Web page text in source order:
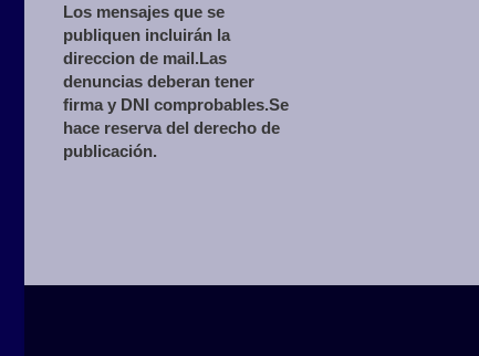
Los mensajes que se
publiquen incluirán la
direccion de mail.Las
denuncias deberan tener
firma y DNI comprobables.Se
hace reserva del derecho de
publicación.